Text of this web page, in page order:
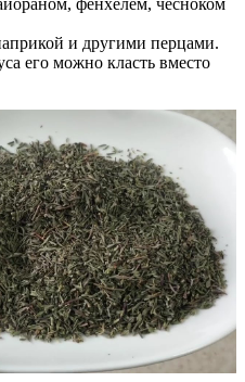
и другими перцами.
его можно класть вместо